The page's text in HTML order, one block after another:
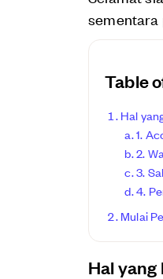
sementara
Table
Hal
1.
2.
3.
4.
Mulai
Hal